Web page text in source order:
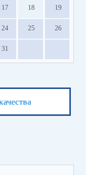
17 18 19
24 25 26
31